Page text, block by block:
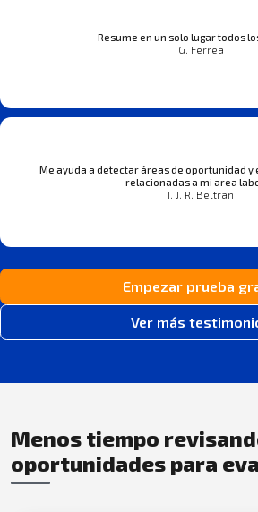
Resume en un solo lugar todos
G. Ferrea
Me ayuda a detectar áreas de oportunidad
relacionadas a mi area
I. J. R. Beltran
Empezar prueba
Ver más
Menos tiempo
oportunidades para